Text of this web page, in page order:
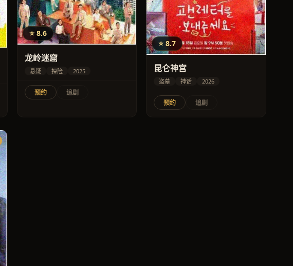
⭐ 8.6
龙岭迷窟
悬疑 探险 2025
预约 追剧
⭐ 8.7
昆仑神宫
盗墓 神话 2026
预约 追剧